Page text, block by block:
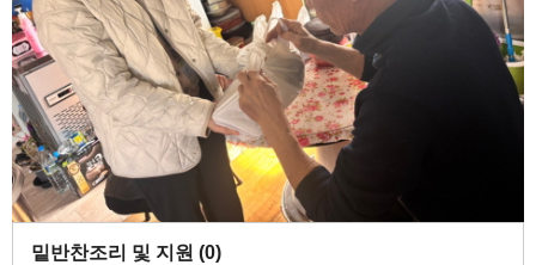
밑반찬조리 및 지원 (0)